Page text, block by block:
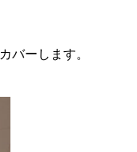
バーします。